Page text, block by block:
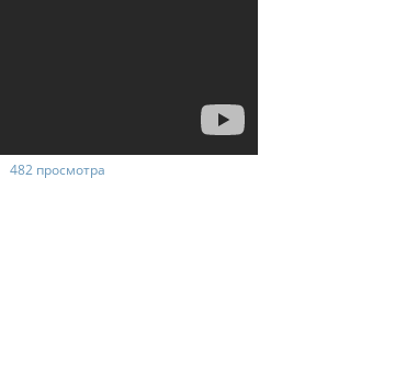
482 просмотра